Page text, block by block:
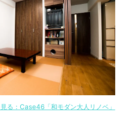
る：Case46「和モダン大人リノベ」